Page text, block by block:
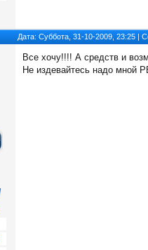
Дата: Суббота, 31-10-2009, 23:25 |
Все хочу!!!! А средств и
Не издевайтесь надо мной